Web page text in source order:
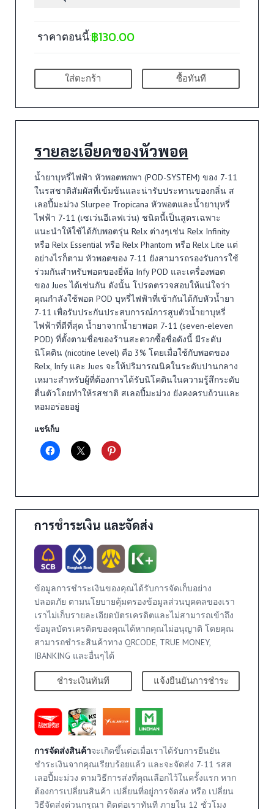
ราคาตอนนี้:฿130.00
ใส่ตะกร้า ซื้อทันที
รายละเอียดของหัวพอต
น้ำยาบุหรี่ไฟฟ้า หัวพอตพกพา (POD-SYSTEM) ของ 7-11
ในรสชาติสัมผัสที่เข้มข้นและน่ารับประทานของกลิ่น ส
เลอปี้มะม่วง Slurpee Tropicana หัวพอตและน้ำยาบุหรี่
ไฟฟ้า 7-11 (เซเว่นอีเลฟเว่น) ชนิดนี้เป็นสูตรเฉพาะ
แนะนำให้ใช้ได้กับพอตรุ่น Relx ต่างๆเช่น Relx Infinity
หรือ Relx Essential หรือ Relx Phantom หรือ Relx Lite แต่
อย่างไรก็ตาม หัวพอตของ 7-11 ยังสามารถรองรับการใช้
ร่วมกันสำหรับพอตของยี่ห้อ Infy POD และเครื่องพอต
ของ Jues ได้เช่นกัน ดังนั้น โปรดตรวจสอบให้แน่ใจว่า
คุณกำลังใช้พอต POD บุหรี่ไฟฟ้าที่เข้ากันได้กับหัวน้ำยา
7-11 เพื่อรับประกันประสบการณ์การสูบตัวน้ำยาบุหรี่
ไฟฟ้าที่ดีที่สุด น้ำยาจากน้ำยาพอต 7-11 (seven-eleven
POD) ที่ตั้งตามชื่อของร้านสะดวกซื้อชื่อดังนี้ มีระดับ
นิโคติน (nicotine level) คือ 3% โดยเมื่อใช้กับพอตของ
Relx, Infy และ Jues จะให้ปริมารณนิคในระดับปานกลาง
เหมาะสำหรับผู้ที่ต้องการได้รับนิโคตินในความรู้สึกระดับ
ตื่นตัวโดยทำให้รสชาติ สเลอปี้มะม่วง ยังคงครบถ้วนและ
หอมอร่อยอยู่
แชร์เก็บ
การชำระเงิน และจัดส่ง
ข้อมูลการชำระเงินของคุณได้รับการจัดเก็บอย่าง
ปลอดภัย ตามนโยบายคุ้มครองข้อมูลส่วนบุคคลของเรา
เราไม่เก็บรายละเอียดบัตรเครดิตและไม่สามารถเข้าถึง
ข้อมูลบัตรเครดิตของคุณได้หากคุณไม่อนุญาติ โดยคุณ
สามารถชำระสินค้าทาง QRCODE, TRUE MONEY,
IBANKING และอื่นๆได้
ชำระเงินทันที แจ้งยืนยันการชำระ
การจัดส่งสินค้าจะเกิดขึ้นต่อเมื่อเราได้รับการยืนยัน
ชำระเงินจากคุณเรียบร้อยแล้ว และจะจัดส่ง 7-11 รสส
เลอปี้มะม่วง ตามวิธีการส่งที่คุณเลือกไว้ในครั้งแรก หาก
ต้องการเปลี่ยนสินค้า เปลี่ยนที่อยู่การจัดส่ง หรือ เปลี่ยน
วิธีจัดส่งด่วนกรุณา ติดต่อเราทันที ภายใน 12 ชั่วโมง